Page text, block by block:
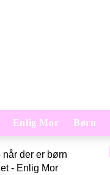
Enlig Mor Børn